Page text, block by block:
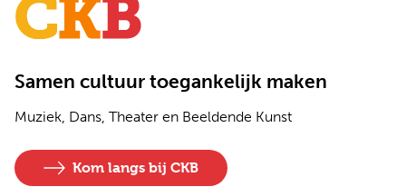
Samen cultuur toegankelijk maken
Muziek, Dans, Theater en Beeldende Kunst
Kom langs bij CKB